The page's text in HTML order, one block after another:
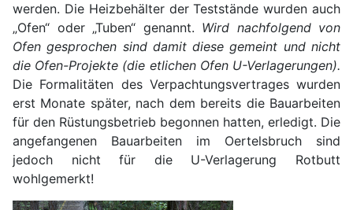
werden. Die Heizbehälter der Teststände wurden auch
„Ofen“ oder „Tuben“ genannt. Wird nachfolgend von
Ofen gesprochen sind damit diese gemeint und nicht
die Ofen-Projekte (die etlichen Ofen U-Verlagerungen).
Die Formalitäten des Verpachtungsvertrages wurden
erst Monate später, nach dem bereits die Bauarbeiten
für den Rüstungsbetrieb begonnen hatten, erledigt. Die
angefangenen Bauarbeiten im Oertelsbruch sind
jedoch nicht für die U-Verlagerung Rotbutt
wohlgemerkt!